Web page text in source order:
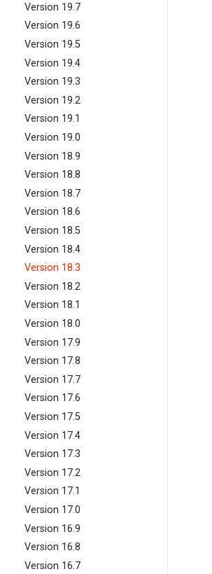
Version 19.7
Version 19.6
Version 19.5
Version 19.4
Version 19.3
Version 19.2
Version 19.1
Version 19.0
Version 18.9
Version 18.8
Version 18.7
Version 18.6
Version 18.5
Version 18.4
Version 18.3
Version 18.2
Version 18.1
Version 18.0
Version 17.9
Version 17.8
Version 17.7
Version 17.6
Version 17.5
Version 17.4
Version 17.3
Version 17.2
Version 17.1
Version 17.0
Version 16.9
Version 16.8
Version 16.7